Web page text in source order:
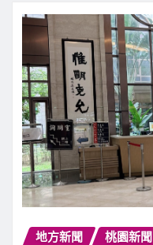
地方新聞 桃園新聞